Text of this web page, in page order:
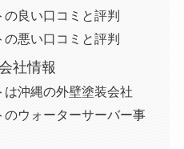
の良い口コミと評判
の悪い口コミと評判
社情報
は沖縄の外壁塗装会社
のウォーターサーバー事